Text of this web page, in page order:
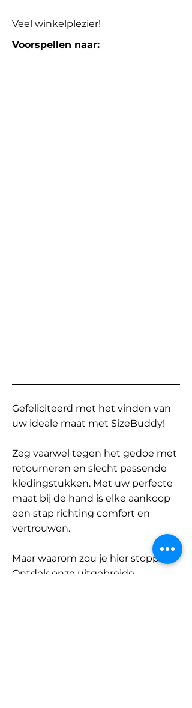
Veel winkelplezier!
Voorspellen naar:
Gefeliciteerd met het vinden van
uw ideale maat met SizeBuddy!
Zeg vaarwel tegen het gedoe met
retourneren en slecht passende
kledingstukken. Met uw perfecte
maat bij de hand is elke aankoop
een stap richting comfort en
vertrouwen.
Maar waarom zou je hier stoppen?
Ontdek onze uitgebreide